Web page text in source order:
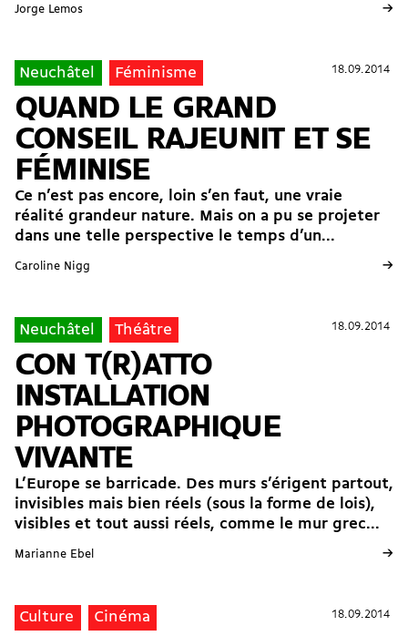
Jorge Lemos →
18.09.2014
Neuchâtel Féminisme 18.09.2014
QUAND LE GRAND
CONSEIL RAJEUNIT ET SE
FÉMINISE
Ce n’est pas encore, loin s’en faut, une vraie
réalité grandeur nature. Mais on a pu se projeter
dans une telle perspective le temps d’un...
Caroline Nigg →
18.09.2014
Neuchâtel Théâtre 18.09.2014
CON T(R)ATTO
INSTALLATION
PHOTOGRAPHIQUE
VIVANTE
L’Europe se barricade. Des murs s’érigent partout,
invisibles mais bien réels (sous la forme de lois),
visibles et tout aussi réels, comme le mur grec...
Marianne Ebel →
18.09.2014
Culture Cinéma 18.09.2014